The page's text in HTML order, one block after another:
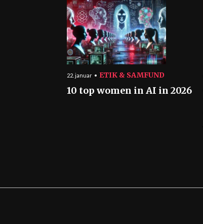
22. januar ETIK & SAMFUND
10 top women in AI in 2026